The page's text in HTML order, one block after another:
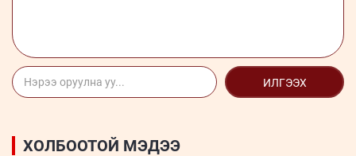
ИЛГЭЭХ
ХОЛБООТОЙ МЭДЭЭ